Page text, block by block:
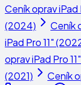
Ceník opraviPad
(2024)
Ceník
iPad Pro 11"
opraviPad Pro
(2021)
Ceník